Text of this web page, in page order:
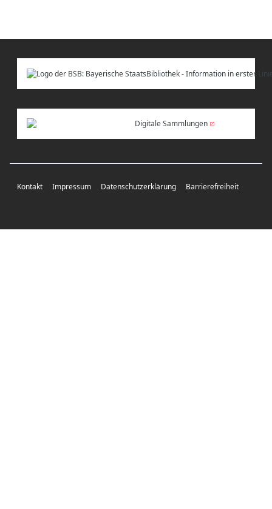
Digitale Sammlungen
Kontakt Impressum Datenschutzerklärung Barrierefreiheit